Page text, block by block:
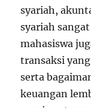
syariah,
syariah
mahasiswa
transaksi
serta
keuangan